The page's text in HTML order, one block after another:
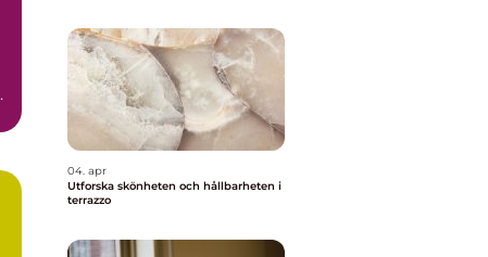
04. apr
Utforska skönheten och hållbarheten i
terrazzo